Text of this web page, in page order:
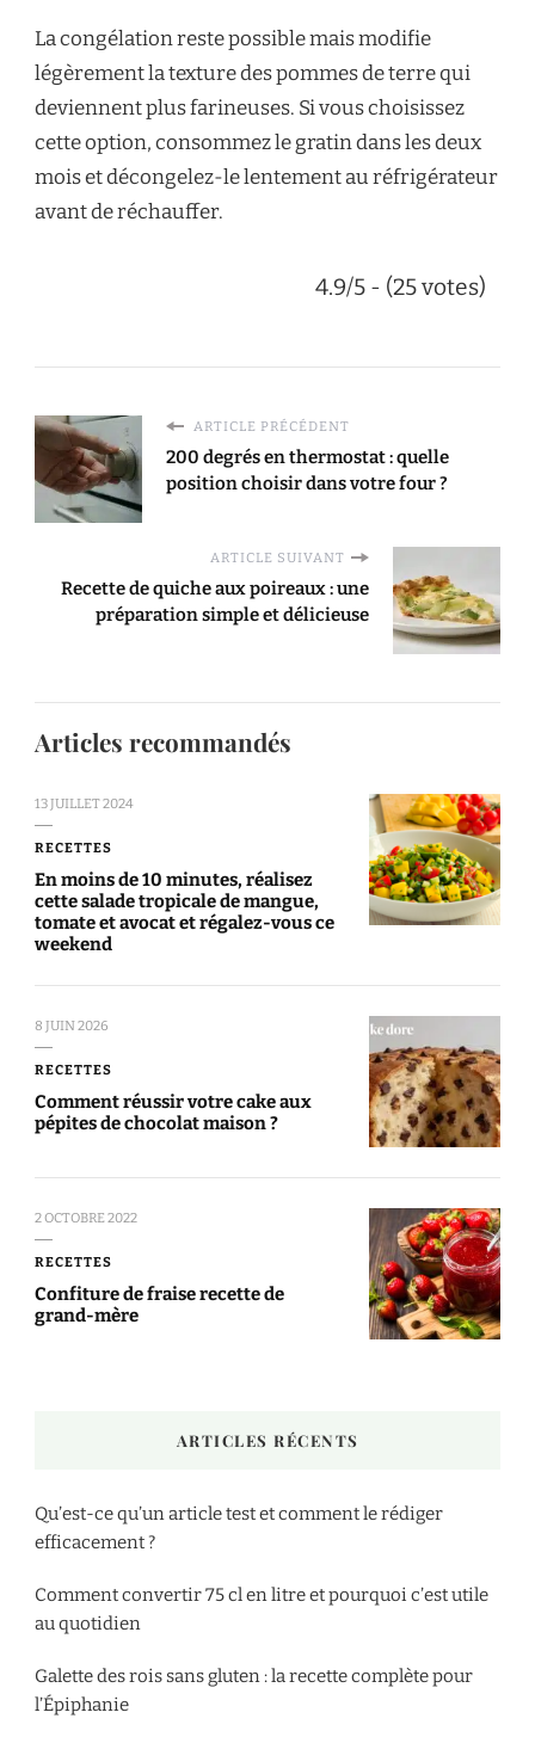
La congélation reste possible mais modifie
légèrement la texture des pommes de terre qui
deviennent plus farineuses. Si vous choisissez
cette option, consommez le gratin dans les deux
mois et décongelez-le lentement au réfrigérateur
avant de réchauffer.
4.9/5 - (25 votes)
ARTICLE PRÉCÉDENT
200 degrés en thermostat : quelle
position choisir dans votre four ?
ARTICLE SUIVANT
Recette de quiche aux poireaux : une
préparation simple et délicieuse
Articles recommandés
13 JUILLET 2024
RECETTES
En moins de 10 minutes, réalisez
cette salade tropicale de mangue,
tomate et avocat et régalez-vous ce
weekend
8 JUIN 2026
RECETTES
Comment réussir votre cake aux
pépites de chocolat maison ?
2 OCTOBRE 2022
RECETTES
Confiture de fraise recette de
grand-mère
ARTICLES RÉCENTS
Qu’est-ce qu’un article test et comment le rédiger
efficacement ?
Comment convertir 75 cl en litre et pourquoi c’est utile
au quotidien
Galette des rois sans gluten : la recette complète pour
l’Épiphanie